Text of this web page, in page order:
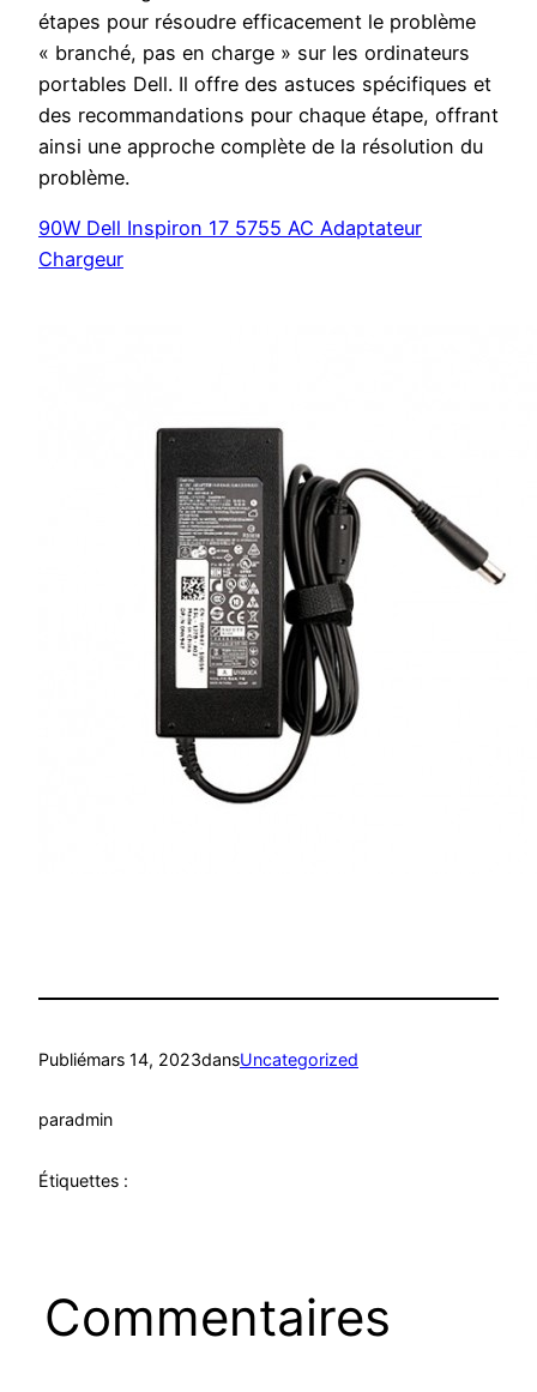
étapes pour résoudre efficacement le problème
« branché, pas en charge » sur les ordinateurs
portables Dell. Il offre des astuces spécifiques et
des recommandations pour chaque étape, offrant
ainsi une approche complète de la résolution du
problème.
90W Dell Inspiron 17 5755 AC Adaptateur
Chargeur
Publiémars 14, 2023dansUncategorized
paradmin
Étiquettes :
Commentaires